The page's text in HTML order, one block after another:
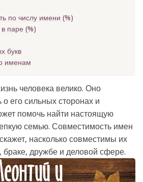
по числу имени (%)
в паре (%)
букв
именам
человека велико. Оно
о его сильных сторонах и
помочь найти настоящую
семью. Совместимость имен
насколько совместимы их
браке, дружбе и деловой сфере.